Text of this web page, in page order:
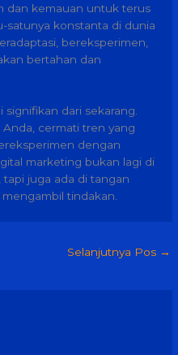
dan kemauan untuk terus
satunya konstanta di dunia
bereksperimen,
bertahan dan
signifikan dari sekarang.
Anda, cermati tren yang
dengan
marketing bukan lagi di
juga ada di tangan
tindakan.
Selanjutnya Pos →